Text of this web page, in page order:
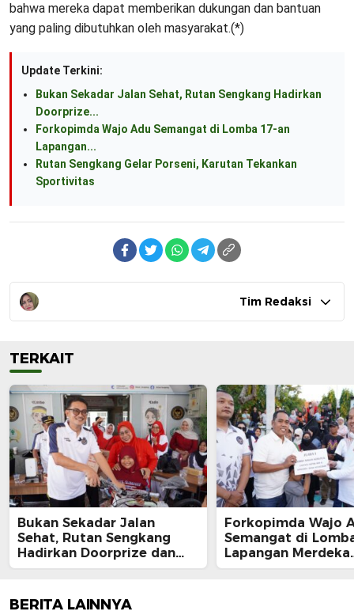
bahwa mereka dapat memberikan dukungan dan bantuan
yang paling dibutuhkan oleh masyarakat.(*)
Update Terkini:
Bukan Sekadar Jalan Sehat, Rutan Sengkang Hadirkan
Doorprize...
Forkopimda Wajo Adu Semangat di Lomba 17-an
Lapangan...
Rutan Sengkang Gelar Porseni, Karutan Tekankan
Sportivitas
Tim Redaksi
TERKAIT
Bukan Sekadar Jalan
Sehat, Rutan Sengkang
Hadirkan Doorprize dan
Lomba Semarak HUT RI
Forkopimda Wajo
Semangat di
Lapangan Merdeka
Sengkang, Andi
BERITA LAINNYA